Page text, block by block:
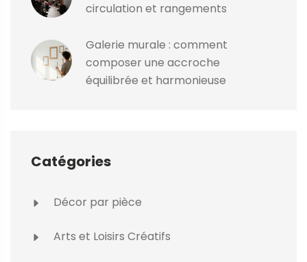
circulation et rangements
Galerie murale : comment
composer une accroche
équilibrée et harmonieuse
Catégories
Décor par pièce
Arts et Loisirs Créatifs